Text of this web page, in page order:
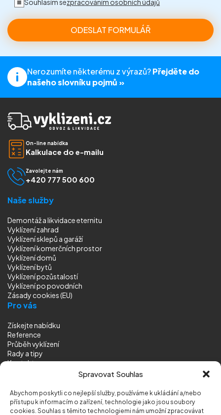
Spravovat Souhlas
Abychom poskytli co nejlepší služby, používáme k ukládání a/nebo
přístupu k informacím o zařízení, technologie jako jsou soubory
cookies. Souhlas s těmito technologiemi nám umožní zpracovávat
Souhlasím sezpracováním osobních údajů
Nerozumíte některému z výrazů?Přejděte do
našeho slovníku pojmů »
On-line nabídka
Kalkulace do e-mailu
Zavolejte nám
+420 777 500 600
Naše služby
Demontáž a likvidace eternitu
Vyklízení zahrad
Vyklízení sklepů a garáží
Vyklízení komerčních prostor
Vyklízení domů
Vyklízení bytů
Vyklízení pozůstalostí
Vyklízenípo povodních
Zásady cookies (EU)
Pro vás
Získejte nabídku
Reference
Průběh vyklízení
Rady a tipy
Kontakt